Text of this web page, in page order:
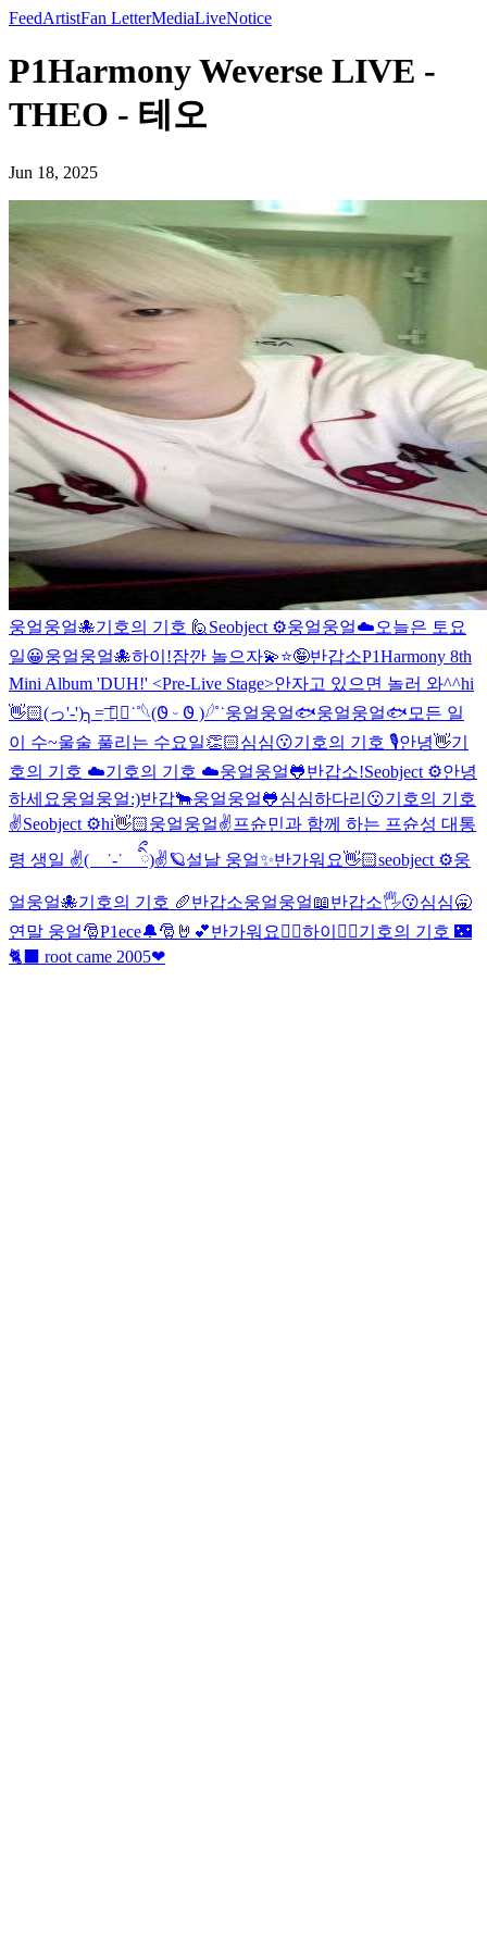
FeedArtistFan LetterMediaLiveNotice
P1Harmony Weverse LIVE -
THEO - 테오
Jun 18, 2025
웅얼웅얼🐙기호의 기호 🙋 Seobject ⚙️웅얼웅얼☁️오늘은 토요
일😀웅얼웅얼🐙하이!잠깐 놀으자💫⭐️🤪반갑소P1Harmony 8th
Mini Album 'DUH!' <Pre-Live Stage>안자고 있으면 놀러 와^^hi
👋🏻(っ'-')╮=͟͞ ◓⃙⁣˙˚𓆩︎(𐐃 ᵕ 𐐃 )𓆪˚˙웅얼웅얼🐟웅얼웅얼🐟 모든 일
이 수~울술 풀리는 수요일👏🏻심심😗기호의 기호 🎙️안녕👋기
호의 기호 ☁️기호의 기호 ☁️웅얼웅얼🐸반갑소!Seobject ⚙️안녕
하세요웅얼웅얼:)반갑🐂웅얼웅얼🐸심심하다리😗기호의 기호
✌️Seobject ⚙️hi👋🏻웅얼웅얼✌️프슌민과 함께 하는 프슌성 대통
령 생일 ✌( ˙-˙ ིྀ)✌🪐설날 웅얼✨반가워요👋🏻seobject ⚙️웅
얼웅얼🐙기호의 기호 🥖반갑소웅얼웅얼📖반갑소🖐️😗심심🥱
연말 웅얼🎅P1ece🔔🎅🤘💕반가워요👍🏻하이✌🏻기호의 기호 🌃
🐈‍⬛ root came 2005❤